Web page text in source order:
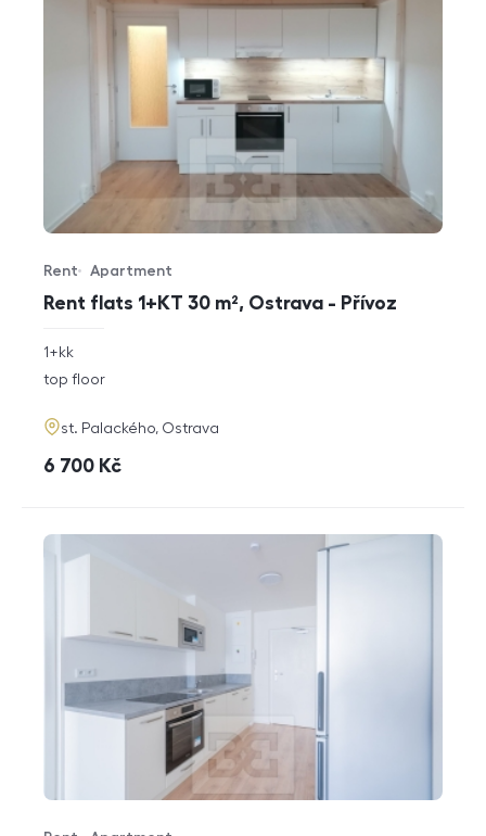
Rent flats 1+KT 30 m², Ostrava - Přívoz
Offer type
Rent
Property type
Apartment
rozměry
disposition
1+kk
funkce
top floor
adresa
st. Palackého, Ostrava
cena
6 700 Kč